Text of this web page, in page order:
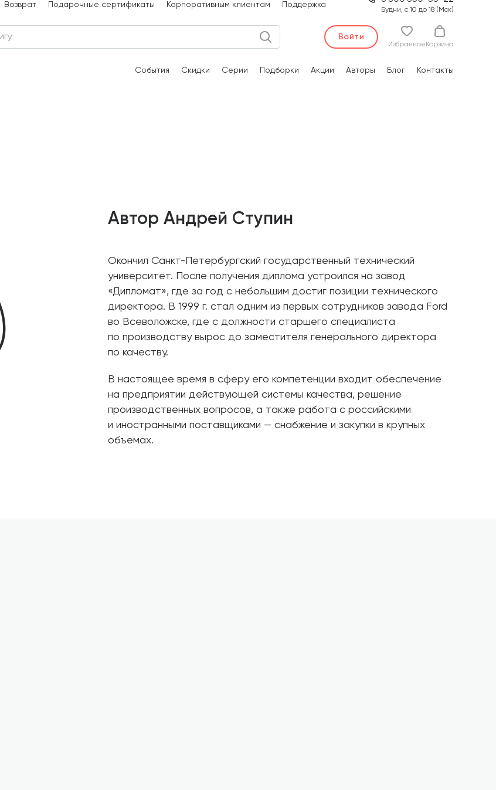
Возврат Подарочные сертификаты Корпоративным клиентам Поддержка
Будни, с 10 до 18 (Мск)
Войти
Избранное Корзина
События Скидки Серии Подборки Акции Авторы Блог Контакты
Автор Андрей Ступин
Окончил Санкт-Петербургский государственный технический
университет. После получения диплома устроился на завод
«Дипломат», где за год с небольшим достиг позиции технического
директора. В 1999 г. стал одним из первых сотрудников завода Ford
во Всеволожске, где с должности старшего специалиста
по производству вырос до заместителя генерального директора
по качеству.
В настоящее время в сферу его компетенции входит обеспечение
на предприятии действующей системы качества, решение
производственных вопросов, а также работа с российскими
и иностранными поставщиками — снабжение и закупки в крупных
объемах.